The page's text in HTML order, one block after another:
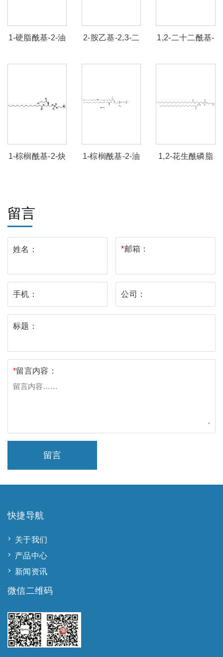
1-硬脂酰基-2-油
(SOPC)
2-胺乙基-2,3-二
酸酯
1,2-二十二酰基-
碱磷酸 (DLPC)
1-棕榈酰基-2-炔
1-棕榈酰基-2-油
1,2-花生酰磷脂
留言
姓名： *邮箱：
手机： 公司：
标题：
*留言内容：
留言
快捷导航
关于我们
产品中心
新闻资讯
微信二维码